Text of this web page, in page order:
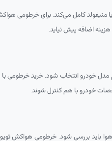
می‌کند. برای خرطومی هواکش تویوتا
اضافه پیش نیاید.
است که خرطومی هواکش تویوتا هایلوکس ۲۰۰۵ فقط با
خودرو با هم کنترل شوند.
شود. خرطومی هواکش تویوتا هایلوکس